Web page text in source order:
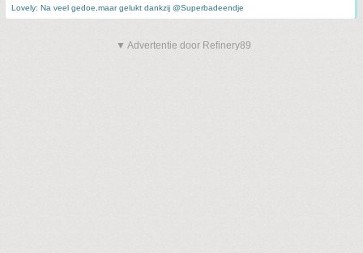
Lovely: Na veel gedoe,maar gelukt dankzij @Superbadeendje
▼ Advertentie door Refinery89